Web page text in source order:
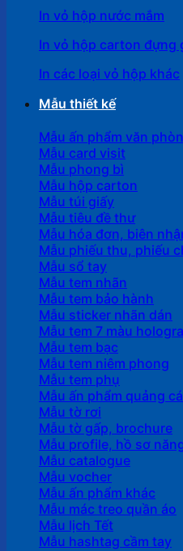
In vỏ hộp nước mắm
In vỏ hộp carton đựng
In các loại vỏ hộp khác
Mẫu thiết kế
Mẫu ấn phẩm văn
Mẫu card visit
Mẫu phong bì
Mẫu hộp carton
Mẫu túi giấy
Mẫu tiêu đề thư
Mẫu hóa đơn, biên
Mẫu phiếu thu, phiếu
Mẫu sổ tay
Mẫu tem nhãn
Mẫu tem bảo hành
Mẫu sticker nhãn dán
Mẫu tem 7 màu
Mẫu tem bạc
Mẫu tem niêm phong
Mẫu tem phụ
Mẫu ấn phẩm quảng
Mẫu tờ rơi
Mẫu tờ gấp, brochure
Mẫu profile, hồ sơ
Mẫu catalogue
Mẫu vocher
Mẫu ấn phẩm khác
Mẫu mác treo quần áo
Mẫu lịch Tết
Mẫu hashtag cầm tay